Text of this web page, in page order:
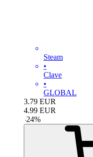
Steam
•
Clave
•
GLOBAL
3.79 EUR
4.99 EUR
-24%